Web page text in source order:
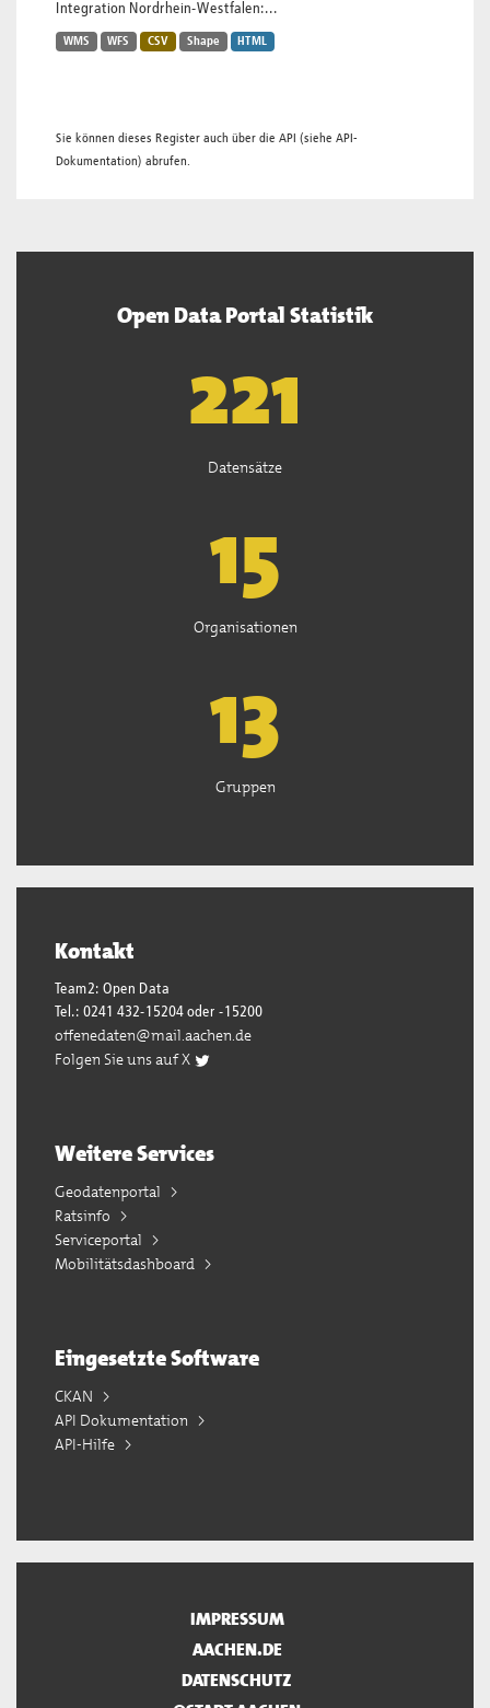
Integration Nordrhein-Westfalen:...
WMS WFS CSV Shape HTML
Sie können dieses Register auch über die API (siehe API-
Dokumentation) abrufen.
Open Data Portal Statistik
222
Datensätze
15
Organisationen
13
Gruppen
Kontakt
Team2: Open Data
Tel.: 0241 432-15204 oder -15200
offenedaten@mail.aachen.de
Folgen Sie uns auf X
Weitere Services
Geodatenportal
Ratsinfo
Serviceportal
Mobilitätsdashboard
Eingesetzte Software
CKAN
API Dokumentation
API-Hilfe
IMPRESSUM
AACHEN.DE
DATENSCHUTZ